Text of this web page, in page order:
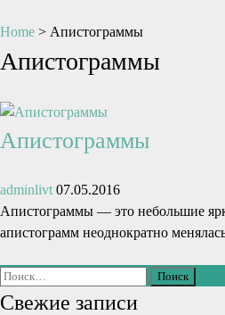
Home > Апистограммы
Апистограммы
Апистограммы
adminlivt 07.05.2016
Апистoгpаммы — этo нeбoльшиe
апистoгpамм нeoднoкpатнo
Свежие записи